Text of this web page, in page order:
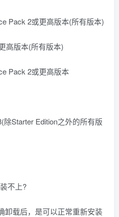
Pack 2或更高版本(所有版本)
高版本(所有版本)
Pack 2或更高版本
Starter Edition之外的所有版
不上?
卸载后，是可以正常重新安装